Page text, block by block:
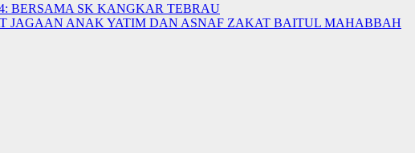
BERSAMA SK KANGKAR TEBRAU
JAGAAN ANAK YATIM DAN ASNAF ZAKAT BAITUL MAHABBAH